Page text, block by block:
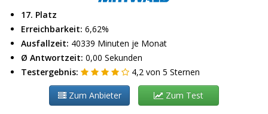
17. Platz
Erreichbarkeit: 6,62%
Ausfallzeit: 40339 Minuten je Monat
Ø Antwortzeit: 0,00 Sekunden
Testergebnis:
4,2 von 5 Sternen
Zum Anbieter Zum Test